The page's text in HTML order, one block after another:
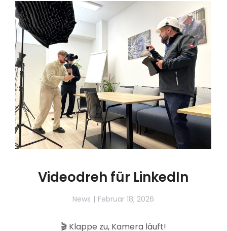
Videodreh für LinkedIn
News Februar 18, 2026
🎬 Klappe zu, Kamera läuft!